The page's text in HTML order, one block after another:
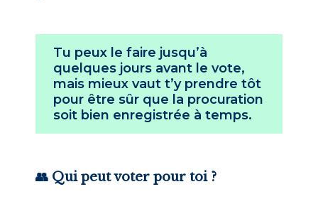
Tu peux le faire jusqu’à
quelques jours avant le vote,
mais mieux vaut t’y prendre tôt
pour être sûr que la procuration
soit bien enregistrée à temps.
👥 Qui peut voter pour toi ?